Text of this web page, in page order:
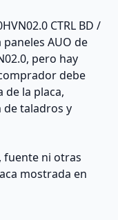
CTRL BD /
AUO de
pero hay
debe
la placa,
taladros y
fuente ni otras
mostrada en